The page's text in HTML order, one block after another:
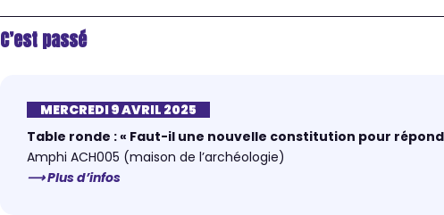
C’est passé
MERCREDI 9 AVRIL 2025
Table ronde : « Faut-il une nouvelle constitution pour
Amphi ACH005 (maison de l’archéologie)
⟶ Plus d’infos